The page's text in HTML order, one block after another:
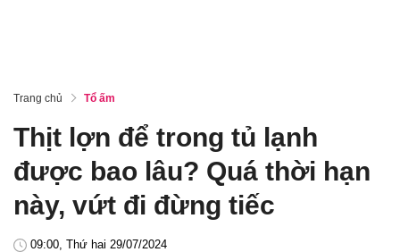
Trang chủ Tổ ấm
Thịt lợn để trong tủ lạnh
được bao lâu? Quá thời hạn
này, vứt đi đừng tiếc
09:00, Thứ hai 29/07/2024